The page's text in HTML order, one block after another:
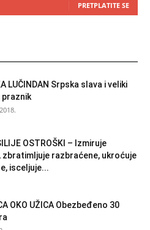
PRETPLATITE SE
LUČINDAN Srpska slava i veliki
praznik
OSTROŠKI – Izmiruje
zbratimljuje razbraćene, ukroćuje
isceljuje...
OKO UŽICA Obezbeđeno 30